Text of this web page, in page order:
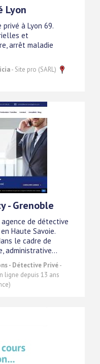
Lyon
à Lyon 69.
et
arrêt maladie
- Site pro (SARL)
- Grenoble
de détective
Haute Savoie.
le cadre de
administrative...
- Détective Privé-
ligne depuis 13 ans